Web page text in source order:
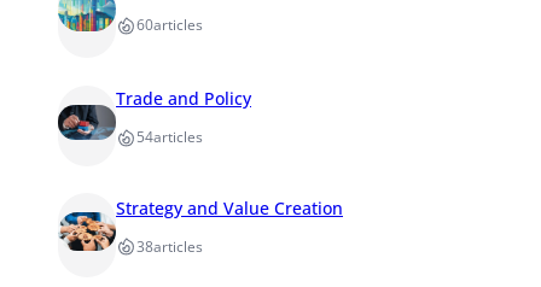
60articles
Trade and Policy
54articles
Strategy and Value Creation
38articles